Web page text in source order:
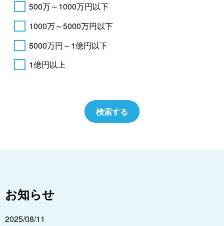
500万～1000万円以下
1000万～5000万円以下
5000万円～1億円以下
1億円以上
お知らせ
2025/08/11